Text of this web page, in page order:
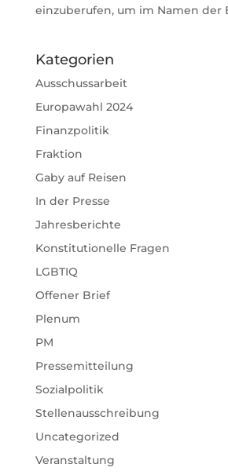
einzuberufen, um im Namen der
Kategorien
Ausschussarbeit
Europawahl 2024
Finanzpolitik
Fraktion
Gaby auf Reisen
In der Presse
Jahresberichte
Konstitutionelle Fragen
LGBTIQ
Offener Brief
Plenum
PM
Pressemitteilung
Sozialpolitik
Stellenausschreibung
Uncategorized
Veranstaltung